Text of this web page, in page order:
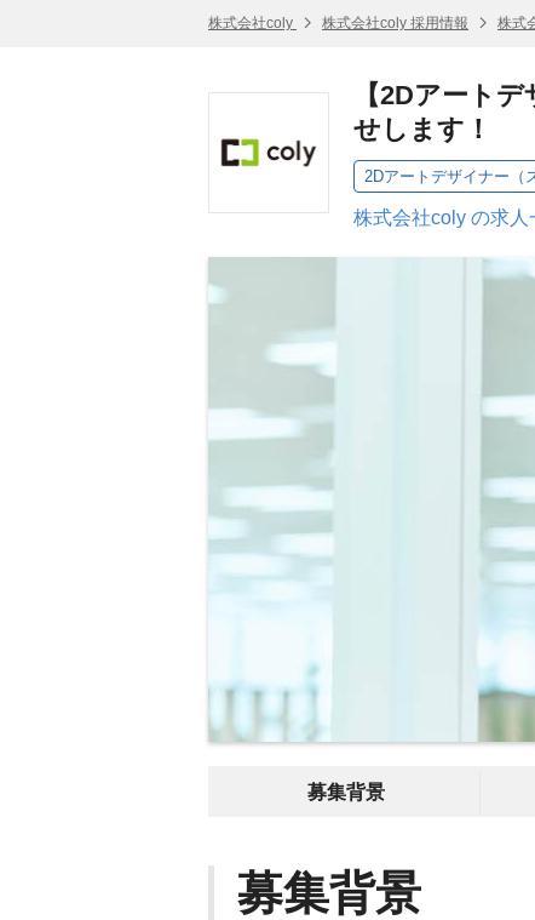
株式会社coly 株式会社coly 採用情報 株式
【2Dアート
せします！
2Dアートデザイナー（
株式会社coly の求人
募集背景
募集背景